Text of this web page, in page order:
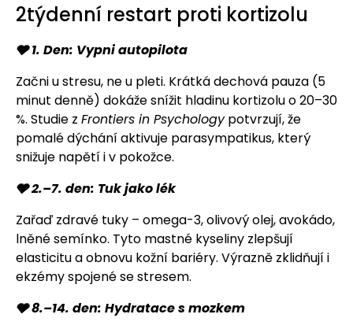
2týdenní restart proti kortizolu
🩶 1. Den: Vypni autopilota
Začni u stresu, ne u pleti. Krátká dechová pauza (5
minut denně) dokáže snížit hladinu kortizolu o 20–30
%. Studie z Frontiers in Psychologypotvrzují, že
pomalé dýchání aktivuje parasympatikus, který
snižuje napětí i v pokožce.
🩶 2.–7. den: Tuk jako lék
Zařaď zdravé tuky – omega-3, olivový olej, avokádo,
lněné semínko. Tyto mastné kyseliny zlepšují
elasticitu a obnovu kožní bariéry. Výrazně zklidňují i
ekzémy spojené se stresem.
🩶 8.–14. den: Hydratace s mozkem